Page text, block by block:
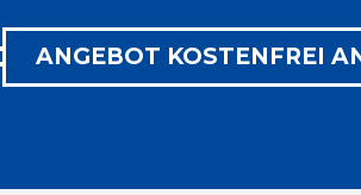
ANGEBOT KOSTENFREI